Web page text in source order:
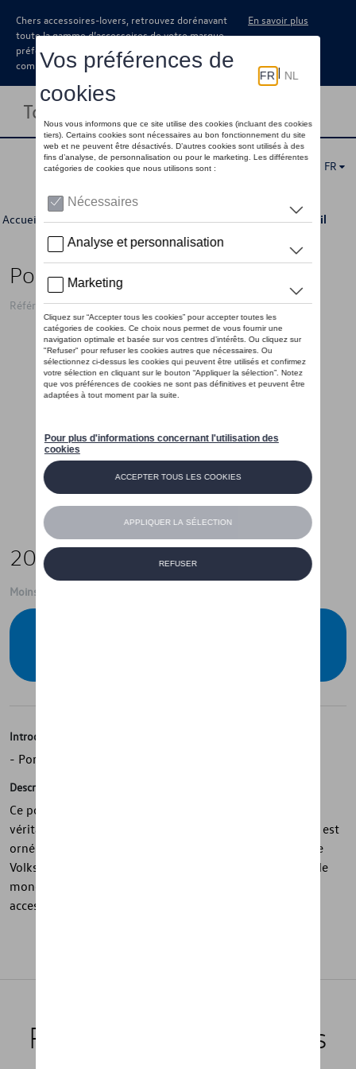
Chers accessoires-lovers, retrouvez dorénavant
toute la gamme d’accessoires de votre marque
préférée sous forme de catalogue à
commander auprès de votre concessionaire.
En savoir plus
Toggle navigation
FR
Accueil >Pour vous >Dernière chance >Accessoires > Détail
Porte-clés VW Coccinelle, argent
Référence: 7E9087013
20,00 €
Moins de 5 pcs disponibles.
Introduction
- Porte-clés en cuir véritable
Description
Ce porte-clés de la collection Heritage est réalisé en cuir
véritable et séduit par son élégance classique. Le devant est
orné d’un emblème métallique représentant la mythique
Volkswagen Beetle cabriolet, tandis que le verso affiche le
monogramme historique gravé de Volkswagen. Un
accessoire raffiné au charme rétro intemporel.
Produits recommandés